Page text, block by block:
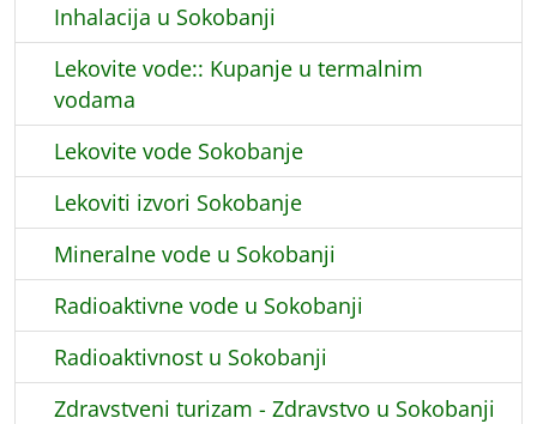
Inhalacija u Sokobanji
Lekovite vode:: Kupanje u termalnim
vodama
Lekovite vode Sokobanje
Lekoviti izvori Sokobanje
Mineralne vode u Sokobanji
Radioaktivne vode u Sokobanji
Radioaktivnost u Sokobanji
Zdravstveni turizam - Zdravstvo u Sokobanji